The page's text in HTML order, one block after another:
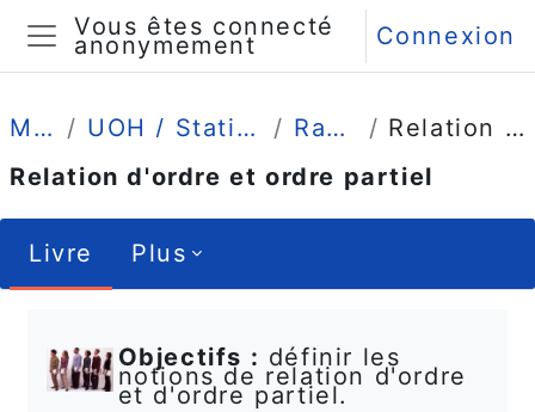
Passer au contenu principal
Panneau latéral
Vous êtes connecté
anonymement Connexion
Mes cours UOH / Statistique et Psychométrie en L1 Rappels de math
Relation d'ordre et ordre partiel
Relation d'ordre et ordre partiel
Livre Plus
Objectifs : définir les
notions de relation d'ordre
et d'ordre partiel.